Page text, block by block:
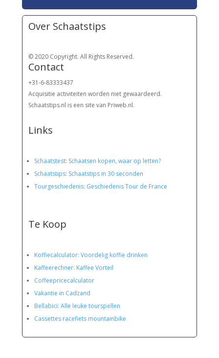
Over Schaatstips
© 2020 Copyright. All Rights Reserved.
Contact
+31-6-83333437
Acquisitie activiteiten worden niet gewaardeerd.
Schaatstips.nl is een site van Priweb.nl.
Links
Schaatstest: Schaatsen kopen, waar op letten?
Schaatstips: Schaatstips in 30 seconden
Tourgeschiedenis: Geschiedenis Tour de France
Te Koop
Koffiecalculator: Voordelig koffie drinken
Kaffeerechner: Kaffee Vorteil
Coffeepricecalculator
Vakantie in Cadzand
Bellabici: Alle leuke tourspellen
Cassettes racefiets mountainbike